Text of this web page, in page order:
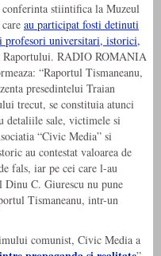
conferinta stiintifica la Muzeul
au participat fosti detinuti
universitari, istorici,
Raportului. RADIO ROMANIA
“Raportul Tismaneanu,
presedintelui Traian
trecut, se constituia atunci
detaliile sale, victimele si
“Civic Media” si
au contestat valoarea de
fals, iar pe cei care l-au
C. Giurescu nu pune
Tismaneanu, intr-un
comunist, Civic Media a